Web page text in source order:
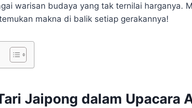
warisan budaya yang tak ternilai harganya.
makna di balik setiap gerakannya!
Jaipong dalam Upacara